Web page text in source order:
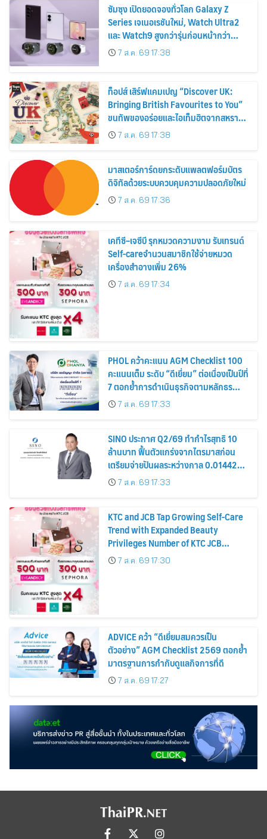
ซัมซุง เปิดยอดจองทั่วโลก Galaxy Z
Series เจเนอเรชันใหม่, Watch Ultra2
และ Watch9 สูงกว่ารุ่นก่อนหน้ากว่า
30%7 ส.ค. 69 17:38
ท็อปส์ เสิร์ฟแคมเปญ “Discover UK:
Bringing British Favourites to You”
ขนทัพของอร่อยและไอเท็มฮิตจากสหราช
อาณาจักร ส่งตรงถึงมือตั้งแต่วันนี้ – 18
สิงหาคมนี้
7 ส.ค. 69 17:38
มาสเตอร์การ์ดยกระดับแพลตฟอร์มบัตร
ดิจิทัลด้วยระบบควบคุมความปลอดภัยใหม่
7 ส.ค. 69 17:36
เคทีซี–เจซีบี รุกหมวดความงาม รับเทรนด์
Self-careจำนวนสมาชิกใช้จ่ายหมวด
เครื่องสำอางเพิ่ม 26%
7 ส.ค. 69 17:34
PHOL คว้าคะแนน AGM Checklist 100
คะแนนเต็ม ระดับ “ดีเยี่ยม” ต่อเนื่องเป็นปีที่
7 ตอกย้ำการดำเนินธุรกิจตามหลักธร
รมาภิบาล โปร่งใส สร้างความเชื่อมั่นผู้ถือ
หุ้น
7 ส.ค. 69 17:33
SINO ประกาศ Q2/69 ทำกำไรสุทธิ 10
ล้านบาท ฟื้นตัวแกร่งจากไตรมาสก่อน
เตรียมจ่ายปันผลระหว่างกาล 0.014423
บาทต่อหุ้น ครึ่งปีหลังมุ่งเติบโตต่อเนื่อง
7 ส.ค. 69 17:33
KTC and JCB Tap Growing Self-Care
Trend with Expanded Beauty
Privileges Number of KTC JCB
Cardmembers Spending on
Cosmetics Rises 26%
7 ส.ค. 69 17:30
ADVICE คว้า “ดีเยี่ยมสมควรเป็น
ตัวอย่าง” AGM Checklist 2569 ตอกย้ำ
มาตรฐานการกำกับดูแลกิจการที่ดี
7 ส.ค. 69 17:27